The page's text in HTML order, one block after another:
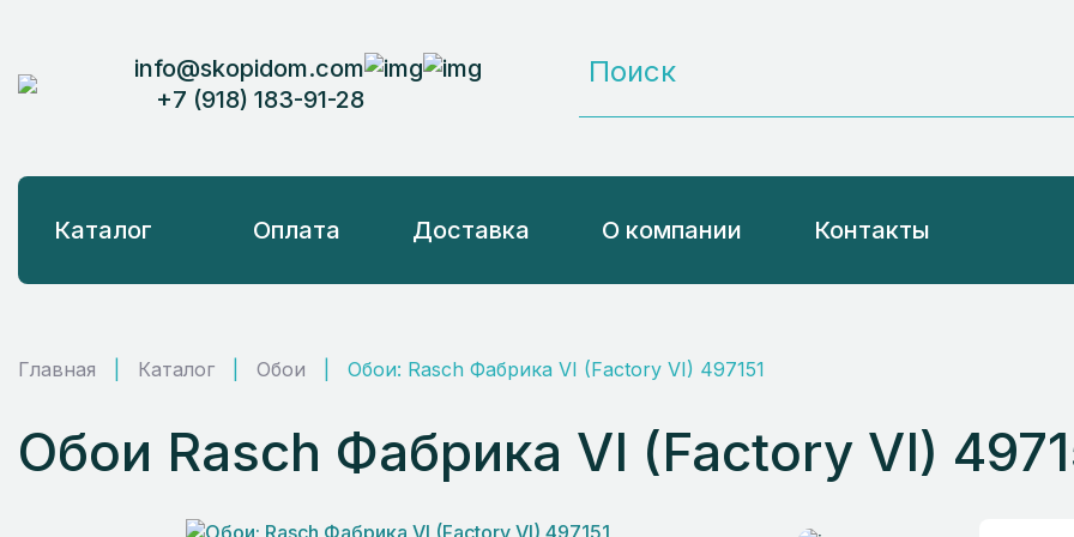
info@skopidom.com
+7 (918) 183-91-28
Каталог Оплата Доставка О компании Контакты
Главная Каталог Обои Обои: Rasch Фабрика VI (Factory VI) 497151
Обои Rasch Фабрика VI (Factory VI)